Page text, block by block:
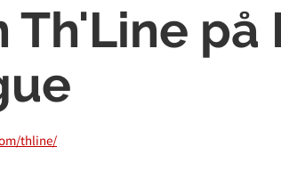
Th'Line på
thline/